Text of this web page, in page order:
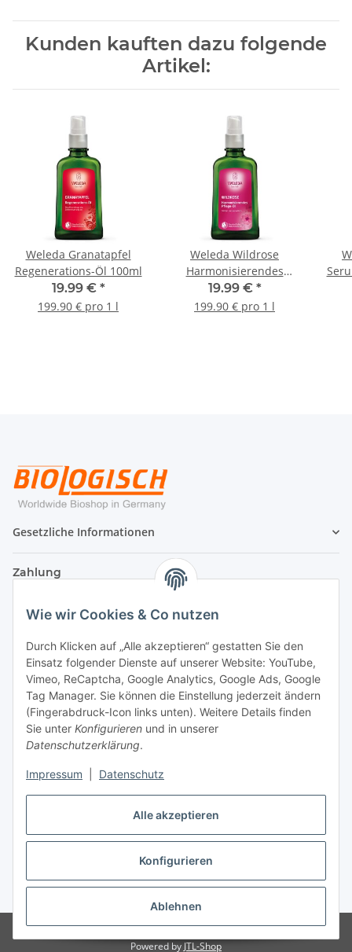
Alle akzeptieren
Konfigurieren
Ablehnen
Wie wir Cookies & Co nutzen
Durch Klicken auf „Alle akzeptieren“ gestatten Sie den
Einsatz folgender Dienste auf unserer Website: YouTube,
Vimeo, ReCaptcha, Google Analytics, Google Ads, Google
Tag Manager. Sie können die Einstellung jederzeit ändern
(Fingerabdruck-Icon links unten). Weitere Details finden
Sie unter Konfigurieren und in unserer
Datenschutzerklärung.
Impressum Datenschutz
Kunden kauften dazu folgende
Artikel:
Weleda Granatapfel
Regenerations-Öl 100ml
19.99 € *
199.90 € pro 1 l
Weleda Wildrose
Harmonisierendes
Pflege-Öl 100ml
19.99 € *
199.90 € pro 1 l
Gesetzliche Informationen
Zahlung
Versand
Vertrag widerrufen
* Alle Preise inkl. gesetzlicher USt., zzgl.
Powered by JTL-Shop